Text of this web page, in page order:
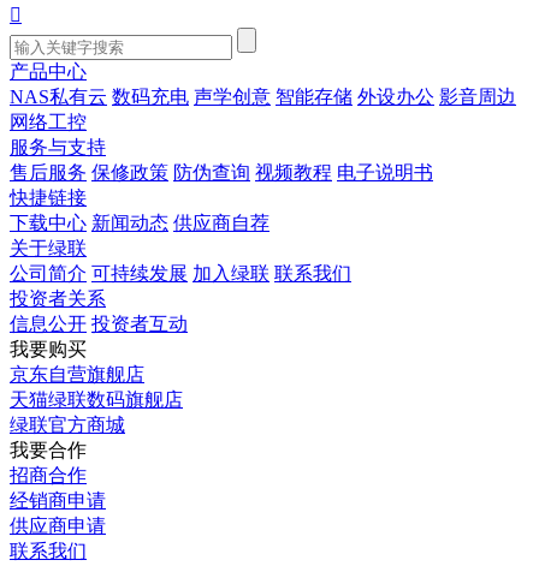

产品中心
NAS私有云 数码充电 声学创意 智能存储 外设办公 影音周边
网络工控
服务与支持
售后服务 保修政策 防伪查询 视频教程 电子说明书
快捷链接
下载中心 新闻动态 供应商自荐
关于绿联
公司简介 可持续发展 加入绿联 联系我们
投资者关系
信息公开 投资者互动
我要购买
京东自营旗舰店
天猫绿联数码旗舰店
绿联官方商城
我要合作
招商合作
经销商申请
供应商申请
联系我们